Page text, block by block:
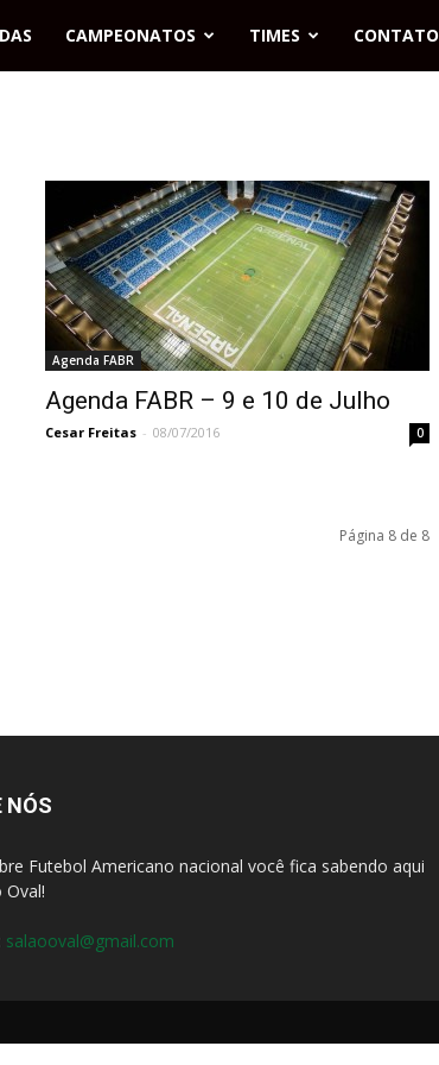
CAMPEONATOS TIMES CONTATO
Agenda FABR
Agenda FABR – 9 e 10 de Julho
Cesar Freitas - 08/07/2016 0
Página 8 de 8
NÓS
Futebol Americano nacional você fica sabendo aqui
Oval!
salaooval@gmail.com